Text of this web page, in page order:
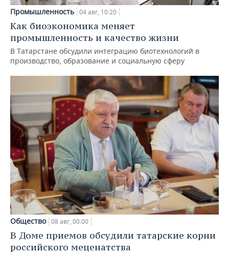
Промышленность 04 авг, 10:20
Как биоэкономика меняет
промышленность и качество жизни
В Татарстане обсудили интеграцию биотехнологий в
производство, образование и социальную сферу
Общество 08 авг, 00:00
В Доме приемов обсудили татарские корни
российского меценатства